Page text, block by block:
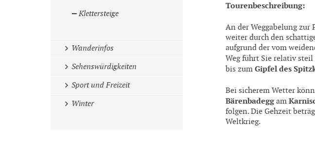
Tourenbeschreibung:
An der Weggabelung zur
weiter durch den
aufgrund der vom
Weg führt Sie relativ steil
bis zum Gipfel des
Bei sicherem Wetter
Bärenbadeggam
folgen. Die Gehzeit
Weltkrieg.
Klettersteige
Wanderinfos
Sehenswürdigkeiten
Sport und Freizeit
Winter